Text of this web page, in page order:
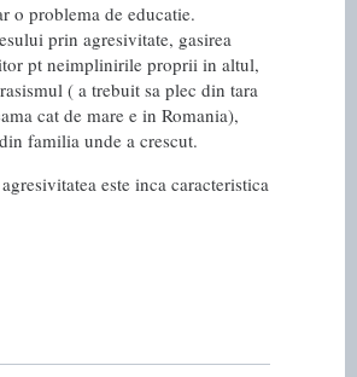
o problema de educatie.
prin agresivitate, gasirea
pt neimplinirile proprii in altul,
( a trebuit sa plec din tara
cat de mare e in Romania),
familia unde a crescut.
este inca caracteristica